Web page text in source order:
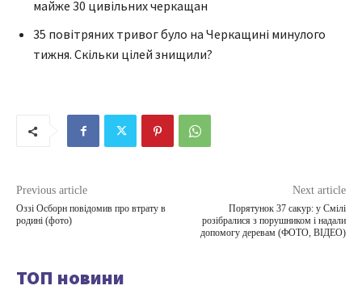
майже 30 цивільних черкащан
35 повітряних тривог було на Черкащині минулого
тижня. Скільки цілей знищили?
Previous article
Оззі Осборн повідомив про втрату в
родині (фото)
Next article
Порятунок 37 сакур: у Смілі
розібралися з порушником і надали
допомогу деревам (ФОТО, ВІДЕО)
ТОП новини